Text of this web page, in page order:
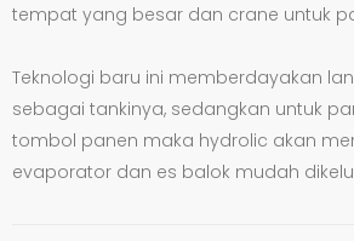
tempat yang besar dan crane untuk
Teknologi baru ini memberdayakan
sebagai tankinya, sedangkan untuk
tombol panen maka hydrolic akan
evaporator dan es balok mudah